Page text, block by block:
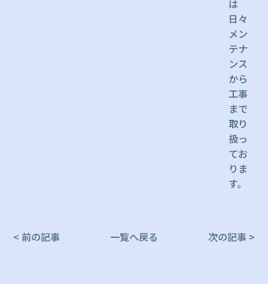
は
日々
メン
テナ
ンス
から
工事
まで
取り
扱っ
てお
りま
す。
< 前の記事 一覧へ戻る 次の記事 >